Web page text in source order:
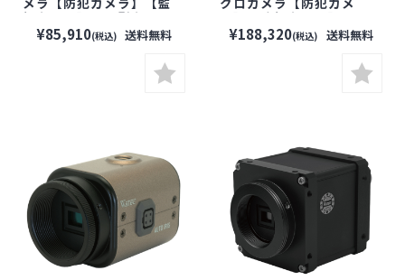
視カメラ】【小型カメ
ラ】【セキュリティーカメ
ラ】【WATEC】【ワテッ
¥85,910(税込) 送料無料
ラ】【監視カメラ】【小
型カメラ】【セキュリティ
ーカメラ】【WATEC】
¥188,320(税込) 送料無料